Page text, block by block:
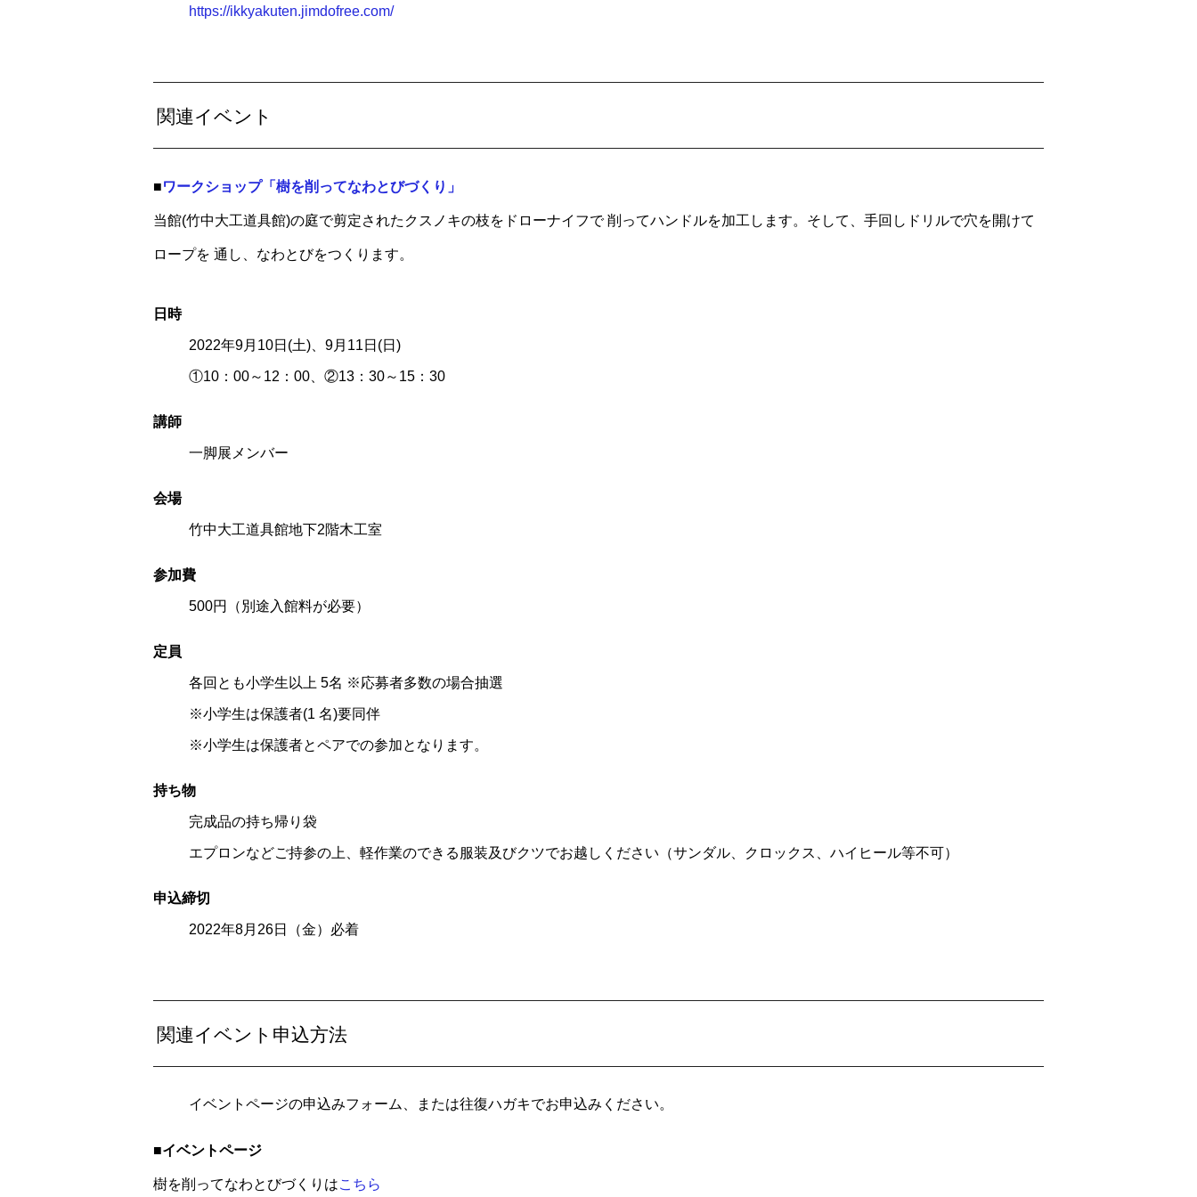
https://ikkyakuten.jimdofree.com/
関連イベント
■ワークショップ「樹を削ってなわとびづくり」
当館(竹中大工道具館)の庭で剪定されたクスノキの枝をドローナイフで 削ってハンドルを加工します。そして、手回しドリルで穴を開けて
ロープを 通し、なわとびをつくります。
日 時
2022年9月10日(土)、9月11日(日)
①10：00～12：00、②13：30～15：30
講師
一脚展メンバー
会場
竹中大工道具館地下2階木工室
参加費
500円（別途入館料が必要）
定 員
各回とも小学生以上 5名 ※応募者多数の場合抽選
※小学生は保護者(1 名)要同伴
※小学生は保護者とペアでの参加となります。
持ち物
完成品の持ち帰り袋
エプロンなどご持参の上、軽作業のできる服装及びクツでお越しください（サンダル、クロックス、ハイヒール等不可）
申込締切
2022年8月26日（金）必着
関連イベント申込方法
イベントページの申込みフォーム、または往復ハガキでお申込みください。
■イベントページ
樹を削ってなわとびづくりはこちら